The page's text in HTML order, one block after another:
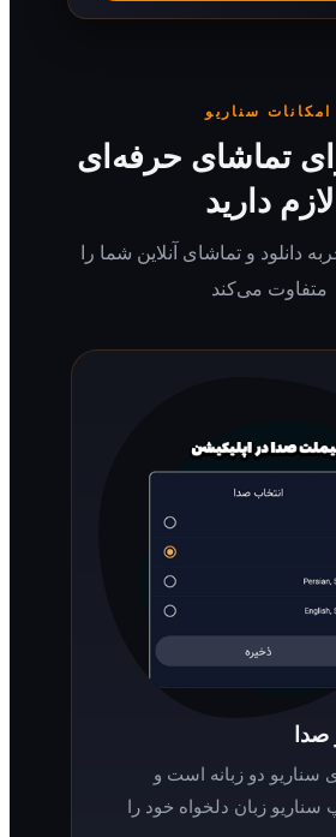
امکانات سناریو
تماشای حرفه‌ای
لازم دارید
دانلود و تماشای آنلاین شما را
متفاوت می‌کند
صدا
سناریو دو زبانه است و
سناریو زبان دلخواه خود را